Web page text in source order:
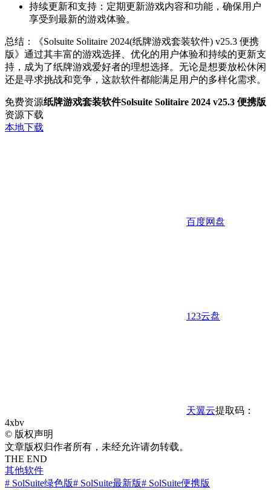
持续更新和支持：定期更新游戏内容和功能，确保用户
享受到最新的游戏体验。
总结：《Solsuite Solitaire 2024(纸牌游戏套装软件) v25.3 便携
版》通过其丰富的游戏选择、优化的用户体验和持续的更新支
持，成为了纸牌游戏爱好者的理想选择。无论是想要放松休闲
还是寻求挑战和竞争，这款软件都能满足用户的多样化需求。
免费资源纸牌游戏套装软件Solsuite Solitaire 2024 v25.3 便携版
资源下载
本地下载
百度网盘
123云盘
天翼云提取码：
4xbv
© 版权声明
文章版权归作者所有，未经允许请勿转载。
THE END
其他软件
# SolSuite绿色版# SolSuite最新版# SolSuite便携版